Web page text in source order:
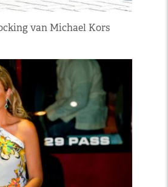
van Michael Kors